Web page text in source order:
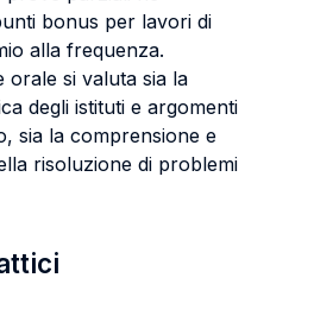
bonus per lavori di
alla frequenza.
orale si valuta sia la
degli istituti e argomenti
sia la comprensione e
risoluzione di problemi